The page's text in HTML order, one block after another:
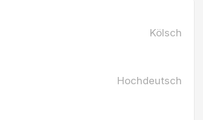
Kölsch
Hochdeutsch